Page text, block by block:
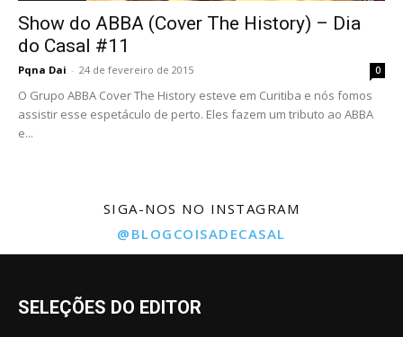
Show do ABBA (Cover The History) – Dia
do Casal #11
Pqna Dai - 24 de fevereiro de 2015 0
O Grupo ABBA Cover The History esteve em Curitiba e nós fomos
assistir esse espetáculo de perto. Eles fazem um tributo ao ABBA
e...
SIGA-NOS NO INSTAGRAM
@BLOGCOISADECASAL
SELEÇÕES DO EDITOR